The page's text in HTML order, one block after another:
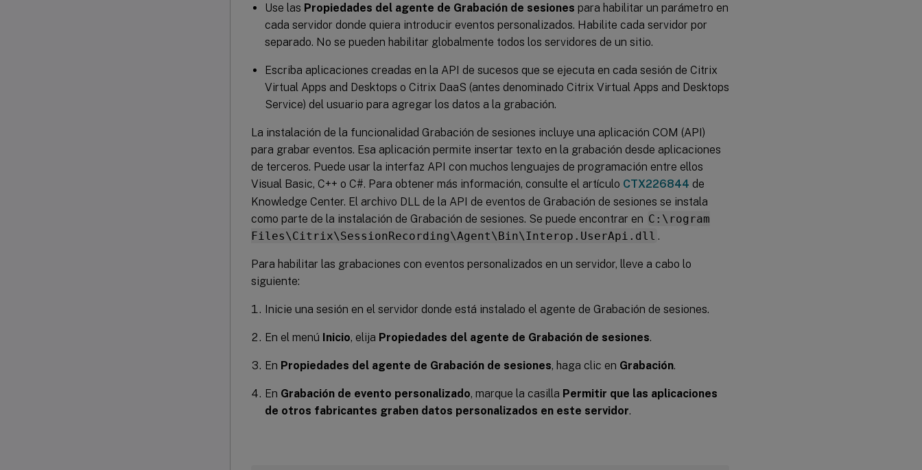
Use las Propiedades del agente de Grabación de sesiones para habilitar un parámetro en
cada servidor donde quiera introducir eventos personalizados. Habilite cada servidor por
separado. No se pueden habilitar globalmente todos los servidores de un sitio.
Escriba aplicaciones creadas en la API de sucesos que se ejecuta en cada sesión de Citrix
Virtual Apps and Desktops o Citrix DaaS (antes denominado Citrix Virtual Apps and Desktops
Service) del usuario para agregar los datos a la grabación.
La instalación de la funcionalidad Grabación de sesiones incluye una aplicación COM (API)
para grabar eventos. Esa aplicación permite insertar texto en la grabación desde aplicaciones
de terceros. Puede usar la interfaz API con muchos lenguajes de programación entre ellos
Visual Basic, C++ o C#. Para obtener más información, consulte el artículo CTX226844 de
Knowledge Center. El archivo DLL de la API de eventos de Grabación de sesiones se instala
como parte de la instalación de Grabación de sesiones. Se puede encontrar en C:\rogram
Files\Citrix\SessionRecording\Agent\Bin\Interop.UserApi.dll .
Para habilitar las grabaciones con eventos personalizados en un servidor, lleve a cabo lo
siguiente:
Inicie una sesión en el servidor donde está instalado el agente de Grabación de sesiones.
En el menú Inicio, elija Propiedades del agente de Grabación de sesiones.
En Propiedades del agente de Grabación de sesiones, haga clic en Grabación.
En Grabación de evento personalizado, marque la casilla Permitir que las aplicaciones
de otros fabricantes graben datos personalizados en este servidor.